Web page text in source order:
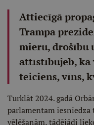
Attiecīgā
Trampa
mieru, drošību
attīstībujeb, kā
teiciens, vīns,
Turklāt 2024. gadā
parlamentam iesniedza
vēlēšanām, tādējādi